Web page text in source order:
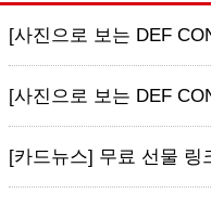
[사진으로 보는 DEF
[사진으로 보는 DEF
[카드뉴스] 무료 선물